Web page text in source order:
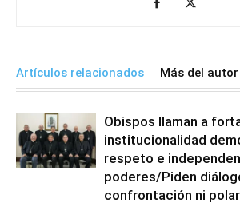
Artículos relacionados Más del autor
Obispos llaman a
institucionalidad
respeto e
poderes/Piden
confrontación ni